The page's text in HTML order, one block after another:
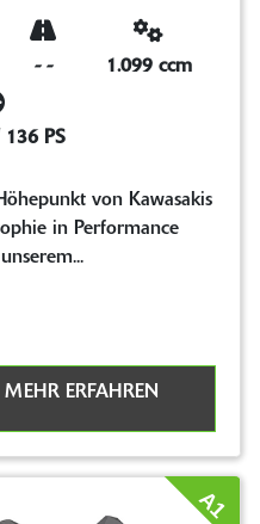
- - 1.099 ccm
PS
von Kawasakis
in Performance
MEHR ERFAHREN
A1